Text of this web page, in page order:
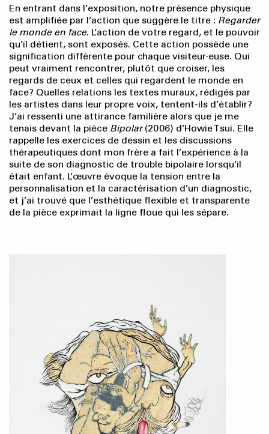
En entrant dans l’exposition, notre présence physique
est amplifiée par l’action que suggère le titre : Regarder
le monde en face. L’action de votre regard, et le pouvoir
qu’il détient, sont exposés. Cette action possède une
signification différente pour chaque visiteur·euse. Qui
peut vraiment rencontrer, plutôt que croiser, les
regards de ceux et celles qui regardent le monde en
face? Quelles relations les textes muraux, rédigés par
les artistes dans leur propre voix, tentent-ils d’établir?
J’ai ressenti une attirance familière alors que je me
tenais devant la pièce Bipolar(2006) d’Howie Tsui. Elle
rappelle les exercices de dessin et les discussions
thérapeutiques dont mon frère a fait l’expérience à la
suite de son diagnostic de trouble bipolaire lorsqu’il
était enfant. L’œuvre évoque la tension entre la
personnalisation et la caractérisation d’un diagnostic,
et j’ai trouvé que l’esthétique flexible et transparente
de la pièce exprimait la ligne floue qui les sépare.